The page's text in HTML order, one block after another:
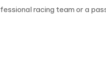
racing team or a